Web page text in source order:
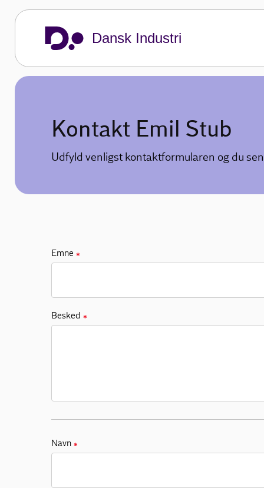
Dansk Industri
Kontakt Emil Stub
Udfyld venligst kontaktformularen og du
Emne ✱
Besked ✱
Navn ✱